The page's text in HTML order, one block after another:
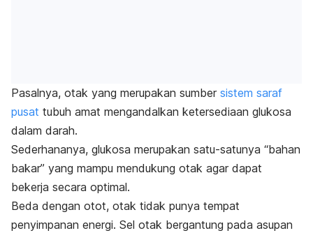
Pasalnya, otak yang merupakan sumber sistem saraf
pusat tubuh amat mengandalkan ketersediaan glukosa
dalam darah.
Sederhananya, glukosa merupakan satu-satunya “bahan
bakar” yang mampu mendukung otak agar dapat
bekerja secara optimal.
Beda dengan otot, otak tidak punya tempat
penyimpanan energi. Sel otak bergantung pada asupan